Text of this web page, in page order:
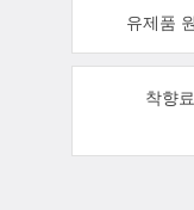
유제품
착향료